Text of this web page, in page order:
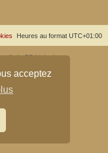
acceptez
Heures au format UTC+01:00
© phpBB Limited